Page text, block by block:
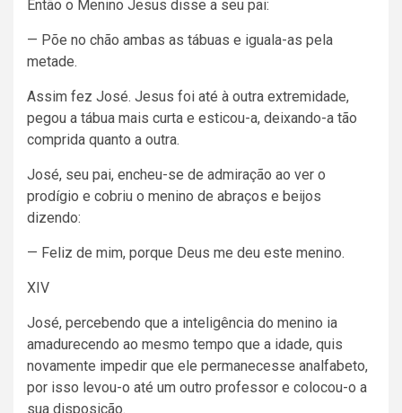
Então o Menino Jesus disse a seu pai:
— Põe no chão ambas as tábuas e iguala-as pela
metade.
Assim fez José. Jesus foi até à outra extremidade,
pegou a tábua mais curta e esticou-a, deixando-a tão
comprida quanto a outra.
José, seu pai, encheu-se de admiração ao ver o
prodígio e cobriu o menino de abraços e beijos
dizendo:
— Feliz de mim, porque Deus me deu este menino.
XIV
José, percebendo que a inteligência do menino ia
amadurecendo ao mesmo tempo que a idade, quis
novamente impedir que ele permanecesse analfabeto,
por isso levou-o até um outro professor e colocou-o a
sua disposição.